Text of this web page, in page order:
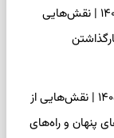
فال چای امروز جمعه ۱۶ مرداد ۱۴۰۵ | نقش‌هایی
فال قهوه امروز جمعه ۱۶ مرداد ۱۴۰۵ | نقش‌هایی از
پنهان و راه‌های